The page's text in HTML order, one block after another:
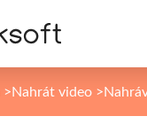
>Nahrát video >